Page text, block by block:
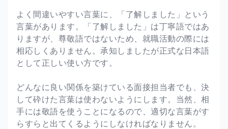
よく間違いやすい言葉に、「了解しました」という
言葉があります。「了解しました」は丁寧語ではあ
りますが、尊敬語ではないため、就職活動の際には
相応しくありません。承知しましたが正式な日本語
として正しい使い方です。
どんなに良い関係を築けている面接担当者でも、決
して砕けた言葉は使わないようにします。当然、相
手には敬語を使うことになるので、適切な言葉がす
らすらと出てくるようにしなければなりません。